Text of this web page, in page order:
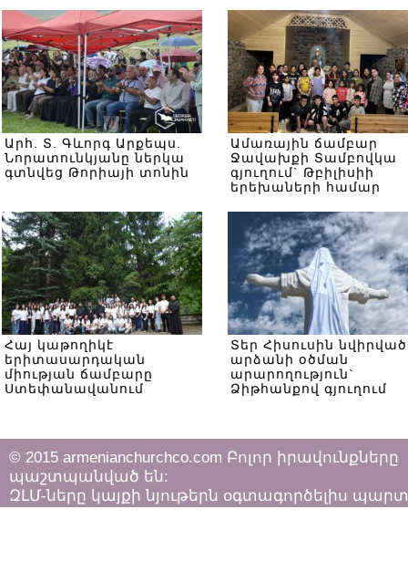
Արհ. Տ. Գևորգ Արքեպս.
Նորատունկյանը ներկա
գտնվեց Թորիայի տոնին
Ամառային ճամբար
Ջավախքի Տամբովկա
գյուղում` Թբիլիսիի
երեխաների համար
Հայ կաթողիկէ
երիտասարդական
միության ճամբարը
Ստեփանավանում
Տեր Հիսուսին նվիրված
արձանի օծման
արարողություն`
Ձիթհանքով գյուղում
© 2015 armenianchurchco.com Բոլոր իրավունքները
պաշտպանված են:
ԶԼՄ-ները կայքի նյութերն օգտագործելիս